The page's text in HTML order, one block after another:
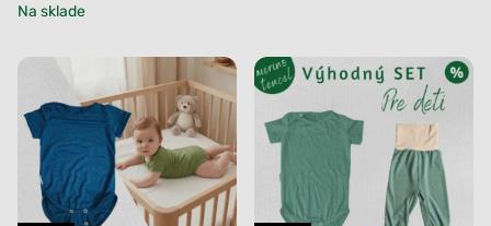
38.90€.
28.90€.
Na sklade